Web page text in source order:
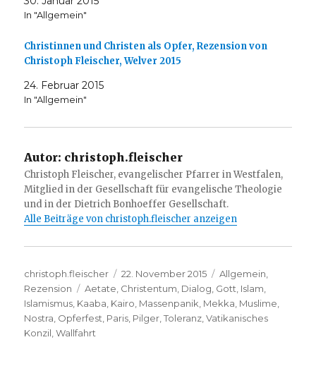
In "Allgemein"
Christinnen und Christen als Opfer, Rezension von
Christoph Fleischer, Welver 2015
24. Februar 2015
In "Allgemein"
Autor: christoph.fleischer
Christoph Fleischer, evangelischer Pfarrer in Westfalen,
Mitglied in der Gesellschaft für evangelische Theologie
und in der Dietrich Bonhoeffer Gesellschaft.
Alle Beiträge von christoph.fleischer anzeigen
Autor
christoph.fleischer
Veröffentlicht
am
22. November 2015 Kategorien
Allgemein
Rezension
Schlagwörter
Aetate Christentum Dialog Gott Islam
Islamismus Kaaba Kairo Massenpanik Mekka Muslime
Nostra Opferfest Paris Pilger ,Toleranz ,Vatikanisches
Konzil ,Wallfahrt